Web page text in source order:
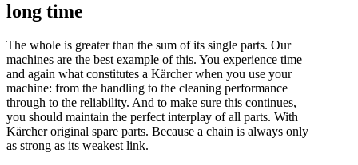
long time
The whole is greater than the sum of its single parts. Our
machines are the best example of this. You experience time
and again what constitutes a Kärcher when you use your
machine: from the handling to the cleaning performance
through to the reliability. And to make sure this continues,
you should maintain the perfect interplay of all parts. With
Kärcher original spare parts. Because a chain is always only
as strong as its weakest link.